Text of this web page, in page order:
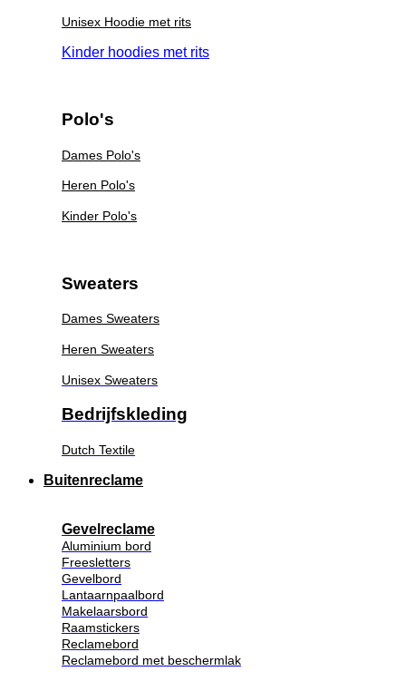
Unisex Hoodie met rits
Kinder hoodies met rits
Polo's
Dames Polo's
Heren Polo's
Kinder Polo's
Sweaters
Dames Sweaters
Heren Sweaters
Unisex Sweaters
Bedrijfskleding
Dutch Textile
Buitenreclame
Gevelreclame
Aluminium bord
Freesletters
Gevelbord
Lantaarnpaalbord
Makelaarsbord
Raamstickers
Reclamebord
Reclamebord met beschermlak